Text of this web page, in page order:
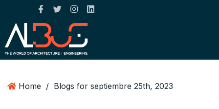
Home / Blogs for septiembre 25th, 2023